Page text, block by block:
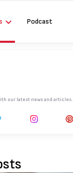
Podcast
our latest news and articles.